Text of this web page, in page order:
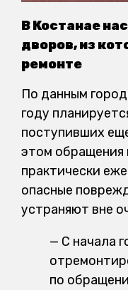
В Костанае
дворов, из
ремонте
По данным
году
поступивших
этом
практически
опасные
устраняют вне
— С начала
по